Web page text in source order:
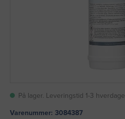
På lager. Leveringstid 1-3 hverdage
Varenummer: 3084387